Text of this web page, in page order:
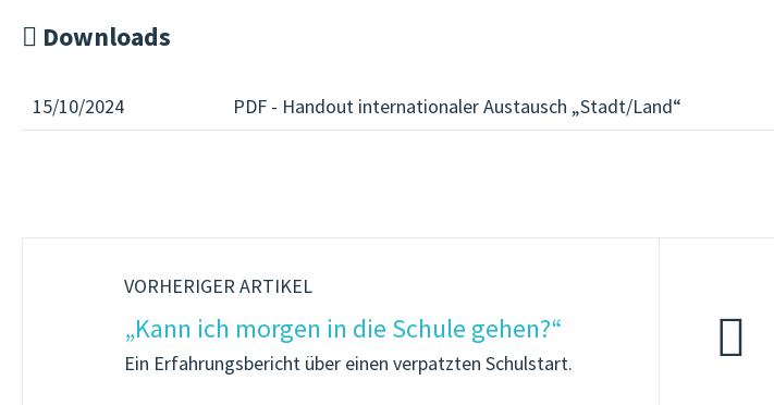
Downloads
15/10/2024 PDF - Handout internationaler Austausch „Stadt/Land“
VORHERIGER ARTIKEL
„Kann ich morgen in die Schule gehen?“
Ein Erfahrungsbericht über einen verpatzten Schulstart.